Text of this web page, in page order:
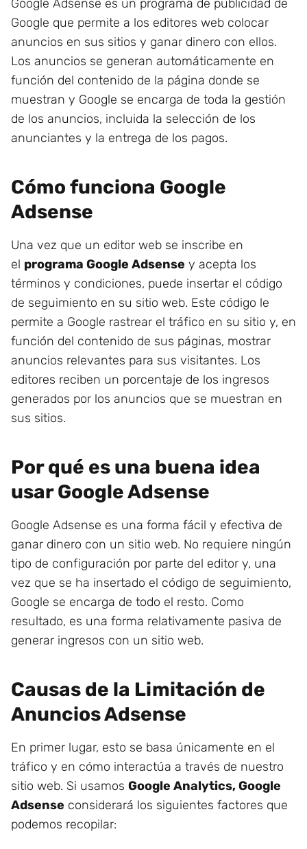
Google Adsense es un programa de publicidad de
Google que permite a los editores web colocar
anuncios en sus sitios y ganar dinero con ellos.
Los anuncios se generan automáticamente en
función del contenido de la página donde se
muestran y Google se encarga de toda la gestión
de los anuncios, incluida la selección de los
anunciantes y la entrega de los pagos.
Cómo funciona Google
Adsense
Una vez que un editor web se inscribe en
el programa Google Adsense y acepta los
términos y condiciones, puede insertar el código
de seguimiento en su sitio web. Este código le
permite a Google rastrear el tráfico en su sitio y, en
función del contenido de sus páginas, mostrar
anuncios relevantes para sus visitantes. Los
editores reciben un porcentaje de los ingresos
generados por los anuncios que se muestran en
sus sitios.
Por qué es una buena idea
usar Google Adsense
Google Adsense es una forma fácil y efectiva de
ganar dinero con un sitio web. No requiere ningún
tipo de configuración por parte del editor y, una
vez que se ha insertado el código de seguimiento,
Google se encarga de todo el resto. Como
resultado, es una forma relativamente pasiva de
generar ingresos con un sitio web.
Causas de la Limitación de
Anuncios Adsense
En primer lugar, esto se basa únicamente en el
tráfico y en cómo interactúa a través de nuestro
sitio web. Si usamos Google Analytics, Google
Adsense considerará los siguientes factores que
podemos recopilar: